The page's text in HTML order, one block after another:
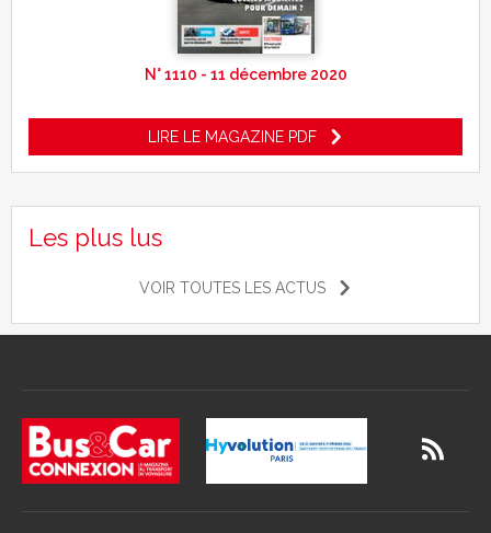
N° 1110 - 11 décembre 2020
LIRE LE MAGAZINE PDF
Les plus lus
VOIR TOUTES LES ACTUS